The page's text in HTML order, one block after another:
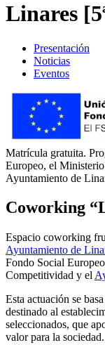
Linares
Presentación
Noticias
Eventos
Matrícula gratuita.
Europeo, el
Ayuntamiento de
Coworking
Espacio coworking
Ayuntamiento de
Fondo Social
Competitividad y el
Esta actuación se
destinado al
seleccionados, que
valor para la